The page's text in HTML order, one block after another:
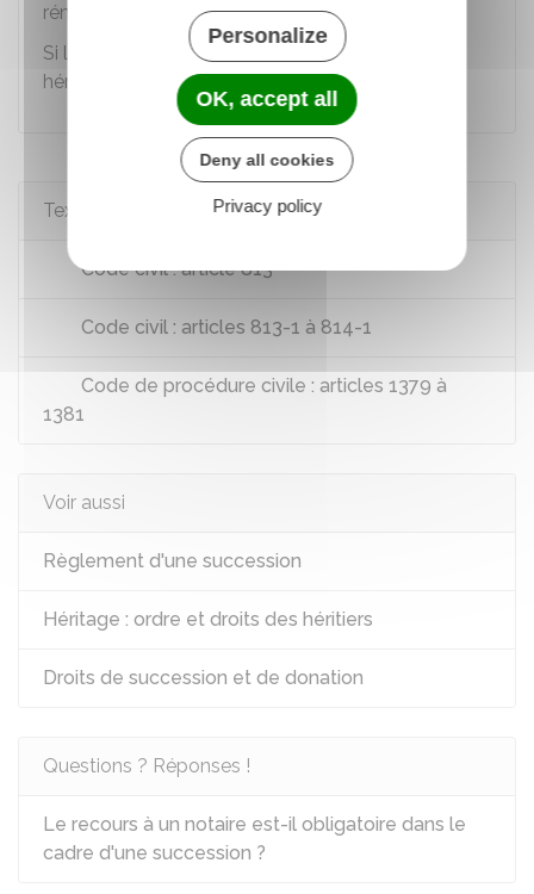
rémunération dans le mandat.
Si la rémunération existe, elle est à la charge des
héritiers.
Textes de référence
Code civil : article 813
Code civil : articles 813-1 à 814-1
Code de procédure civile : articles 1379 à
1381
Voir aussi
Règlement d'une succession
Héritage : ordre et droits des héritiers
Droits de succession et de donation
Questions ? Réponses !
Le recours à un notaire est-il obligatoire dans le
cadre d'une succession ?
Personalize
OK, accept all
Deny all cookies
Privacy policy